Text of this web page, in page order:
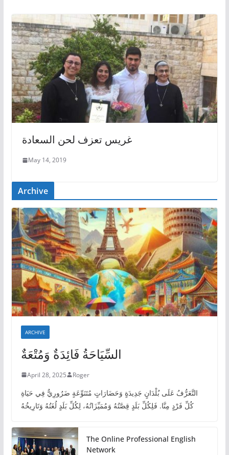
غريس تعزف لحن السعادة
May 14, 2019
Archive
ARCHIVE
السِّيَاحَةُ فَائِدَةٌ وَمُتْعَةٌ
April 28, 2025 Roger
التَّعَرُّفُ عَلَى بُلْدَانٍ جَدِيدَةٍ وَحَضَارَاتٍ مُتَنَوِّعَةٍ ضَرُورِيٌّ فِي حَيَاةِ
كُلِّ فَرْدٍ مِنَّا. فَلِكُلِّ بَلَدٍ قِصَّتُهُ وَمُمَيِّزَاتُهُ، لِكُلِّ بَلَدٍ لُغَتُهُ وَتَارِيخُهُ
The Online Professional English
Network